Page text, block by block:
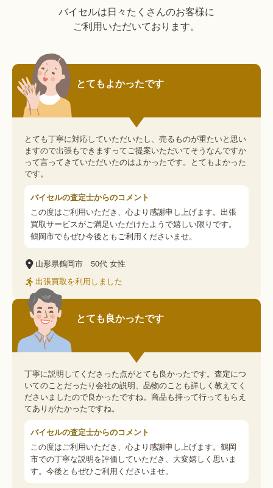
バイセルは日々たくさんのお客様に
ご利用いただいております。
とてもよかったです
とても丁寧に対応していただいたし、売るものが重たいと思い
ますので出張もできますってご提案いただいてそうなんですか
って言ってきていただいたのはよかったです。とてもよかった
です。
バイセルの査定士からのコメント
この度はご利用いただき、心より感謝申し上げます。出張
買取サービスがご満足いただけたようで嬉しい限りです。
鶴岡市でもぜひ今後ともご利用くださいませ。
山形県鶴岡市 50代 女性
出張買取を利用しました
とても良かったです
丁寧に説明してくださった点がとても良かったです。査定につ
いてのことだったり会社の説明、品物のことも詳しく教えてく
ださいましたので良かったですね。商品も持って行ってもらえ
てありがたかったですね。
バイセルの査定士からのコメント
この度はご利用いただき、心より感謝申し上げます。鶴岡
市での丁寧な説明を評価していただき、大変嬉しく思いま
す。今後ともぜひご利用くださいませ。